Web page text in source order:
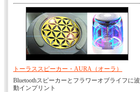
トーラススピーカー・AURA（オーラ）
Bluetoothスピーカーとフラワーオブライフに波
動インプリント